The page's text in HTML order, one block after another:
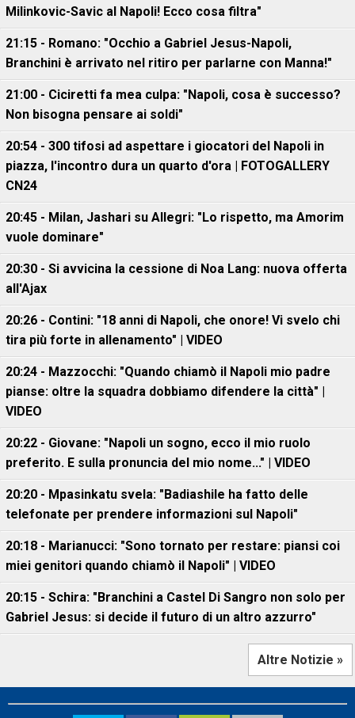
Milinkovic-Savic al Napoli! Ecco cosa filtra"
21:15 - Romano: "Occhio a Gabriel Jesus-Napoli,
Branchini è arrivato nel ritiro per parlarne con Manna!"
21:00 - Ciciretti fa mea culpa: "Napoli, cosa è successo?
Non bisogna pensare ai soldi"
20:54 - 300 tifosi ad aspettare i giocatori del Napoli in
piazza, l'incontro dura un quarto d'ora | FOTOGALLERY
CN24
20:45 - Milan, Jashari su Allegri: "Lo rispetto, ma Amorim
vuole dominare"
20:30 - Si avvicina la cessione di Noa Lang: nuova offerta
all'Ajax
20:26 - Contini: "18 anni di Napoli, che onore! Vi svelo chi
tira più forte in allenamento" | VIDEO
20:24 - Mazzocchi: "Quando chiamò il Napoli mio padre
pianse: oltre la squadra dobbiamo difendere la città" |
VIDEO
20:22 - Giovane: "Napoli un sogno, ecco il mio ruolo
preferito. E sulla pronuncia del mio nome..." | VIDEO
20:20 - Mpasinkatu svela: "Badiashile ha fatto delle
telefonate per prendere informazioni sul Napoli"
20:18 - Marianucci: "Sono tornato per restare: piansi coi
miei genitori quando chiamò il Napoli" | VIDEO
20:15 - Schira: "Branchini a Castel Di Sangro non solo per
Gabriel Jesus: si decide il futuro di un altro azzurro"
Altre Notizie »